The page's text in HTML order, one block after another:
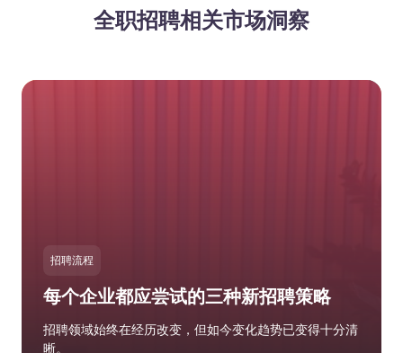
全职招聘相关市场洞察
招聘流程
每个企业都应尝试的三种新招聘策略
招聘领域始终在经历改变，但如今变化趋势已变得十分清
晰。